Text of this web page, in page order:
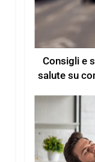
Consigli e
salute su